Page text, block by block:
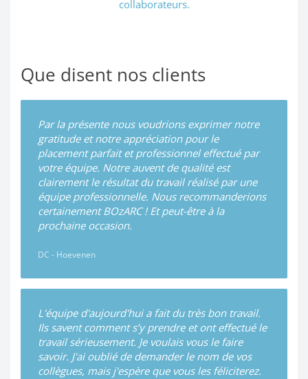
collaborateurs.
Que disent nos clients
Par la présente nous voudrions exprimer notre
gratitude et notre appréciation pour le
placement parfait et professionnel effectué par
votre équipe. Notre auvent de qualité est
clairement le résultat du travail réalisé par une
équipe professionnelle. Nous recommanderions
certainement BOzARC ! Et peut-être à la
prochaine occasion.
DC - Hoevenen
L'équipe d'aujourd'hui a fait du très bon travail.
Ils savent comment s’y prendre et ont effectué le
travail sérieusement. Je voulais vous le faire
savoir. J'ai oublié de demander le nom de vos
collègues, mais j'espère que vous les féliciterez.